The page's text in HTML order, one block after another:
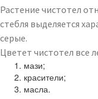
Растение чистотел
стебля выделяется
серые.
Цветет чистотел все
мази;
красители;
масла.